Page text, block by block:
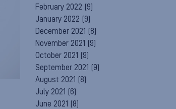
February 2022 (9)
January 2022 (9)
December 2021 (8)
November 2021 (9)
October 2021 (9)
September 2021 (9)
August 2021 (8)
July 2021 (6)
June 2021 (8)